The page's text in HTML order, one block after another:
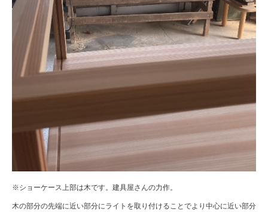
※ショーケース上部は木です。建具屋さんの力作。
木の部分の先端に近い部分にライトを取り付けることでより中心に近い部分